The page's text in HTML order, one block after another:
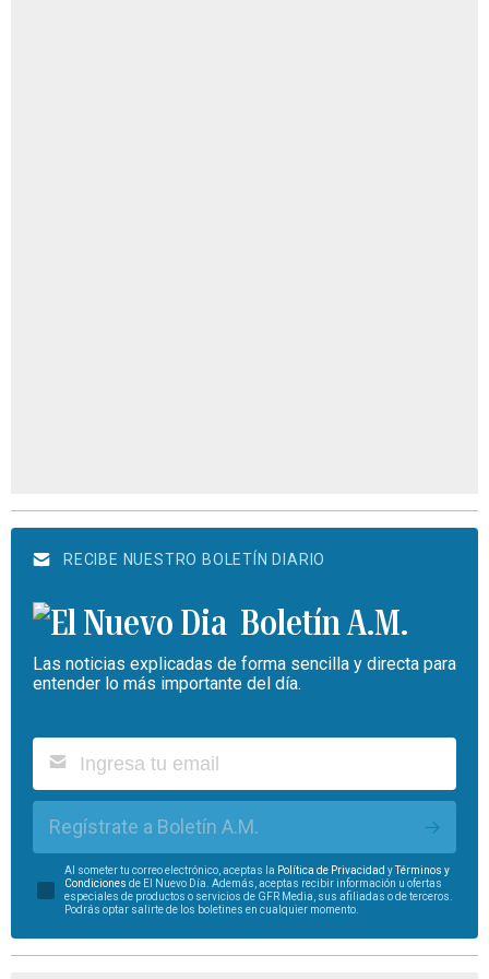
RECIBE NUESTRO BOLETÍN DIARIO
Boletín A.M.
Las noticias explicadas de forma sencilla y directa para
entender lo más importante del día.
Regístrate a Boletín A.M.
Al someter tu correo electrónico, aceptas la Política de Privacidad yTérminos y
Condiciones de El Nuevo Día. Además, aceptas recibir información u ofertas
especiales de productos o servicios de GFR Media, sus afiliadas o de terceros.
Podrás optar salirte de los boletines en cualquier momento.